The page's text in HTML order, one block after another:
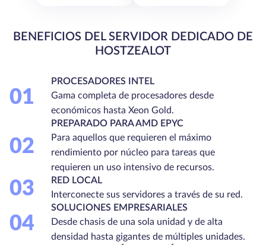
BENEFICIOS DEL SERVIDOR DEDICADO DE
HOSTZEALOT
01
PROCESADORES INTEL
Gama completa de procesadores desde
económicos hasta Xeon Gold.
02
PREPARADO PARA AMD EPYC
Para aquellos que requieren el máximo
rendimiento por núcleo para tareas que
requieren un uso intensivo de recursos.
03
RED LOCAL
Interconecte sus servidores a través de su red.
04
SOLUCIONES EMPRESARIALES
Desde chasis de una sola unidad y de alta
densidad hasta gigantes de múltiples unidades.